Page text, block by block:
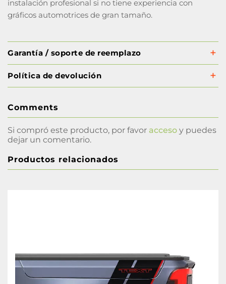
instalación profesional si no tiene experiencia con
gráficos automotrices de gran tamaño.
Garantía / soporte de reemplazo
Política de devolución
Comments
Si compró este producto, por favor acceso y puedes
dejar un comentario.
Productos relacionados